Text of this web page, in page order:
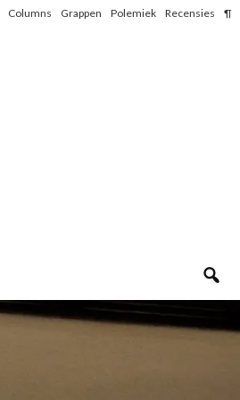
Columns Grappen Polemiek Recensies ¶